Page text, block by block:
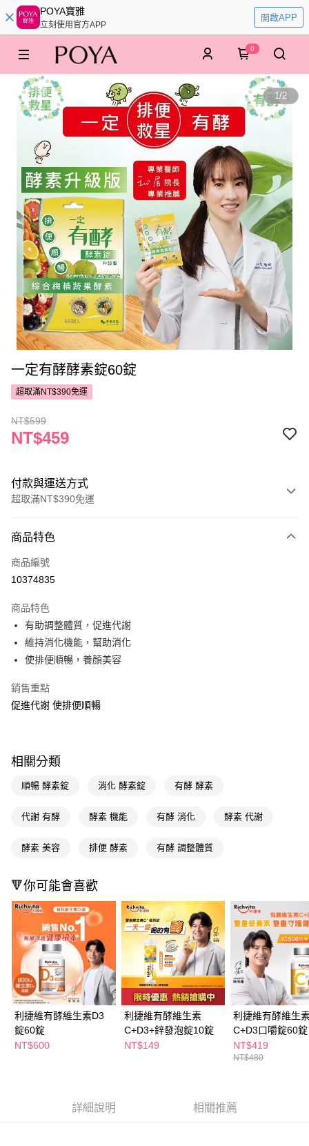
POYA寶雅
立刻使用官方APP
開啟APP
0
1/2
一定有酵酵素錠60錠
超取滿NT$390免運
NT$599
NT$459
付款與運送方式
超取滿NT$390免運
POYA支付
信用卡一次付款
LINE Pay
Apple Pay
悠遊付
相關說明
【關於「AFTEE先享後付」】
１．簡單：不需註冊會員、不需綁卡、不需儲值。
３．安心：先確認商品／服務後，再付款。
１．於結帳方式選擇「AFTEE先享後付」後，將跳轉至「AFTEE先享後付」
結帳頁面，進行簡訊認證並確認金額後，即可完成結帳。
２．訂單成立數日內，您將收到繳費通知簡訊。
３．收到繳費通知簡訊後14天內，點擊此簡訊中的連結，可透過四大超商／
ATM／網路銀行／等多元方式進行付款，方視為交易完成。
※ 請注意：結帳手續完成當下不需立刻繳費，但若您需要取消訂單，請聯絡
購買商品的店家。未經商家同意取消之訂單仍視為有效，需透過AFTEE先享
後付繳納相關費用。
※ 交易是否成功請以「AFTEE先享後付 」之結帳頁面顯示為準，若有關於
是否繳費成功／繳費後需取消欲退款等相關疑問，請聯繫「AFTEE先享後付
客戶支援中心」https://netprotections.freshdesk.com/support/home
【注意事項】
１．透過由恩沛科技股份有限公司提供之「AFTEE先享後付」服務完成之交
易，需依本服務之必要範圍內提供個人資料，並將交易相關給付款項請求債
３．未成年的使用者請事先徵得法定代理人或監護人之同意方可使用
即享券
全家取貨付款
付款後全家取貨
每筆NT$65，滿NT$390(含以上)免運費
萊爾富取貨付款
每筆NT$65，滿NT$490(含以上)免運費
付款後萊爾富取貨
每筆NT$65，滿NT$490(含以上)免運費
7-11取貨付款
每筆NT$65，滿NT$490(含以上)免運費
商品特色
商品編號
10374835
商品特色
有助調整體質，促進代謝
維持消化機能，幫助消化
使排便順暢，養顏美容
銷售重點
促進代謝 使排便順暢
相關分類
順暢 酵素錠 消化 酵素錠 有酵 酵素
代謝 有酵 酵素 機能 有酵 消化 酵素 代謝
酵素 美容 排便 酵素 有酵 調整體質
🔻你可能會喜歡
利捷維有酵維生素D3
錠60錠
NT$600
利捷維有酵維生素
C+D3+鋅發泡錠10錠
NT$149
利捷維有酵維生
C+D3口嚼錠60錠
NT$419
NT$480
詳細說明 相關推薦